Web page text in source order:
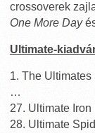
crossoverek
One More Day
Ultimate-
1. The
…
27. Ultimate
28. Ultimate